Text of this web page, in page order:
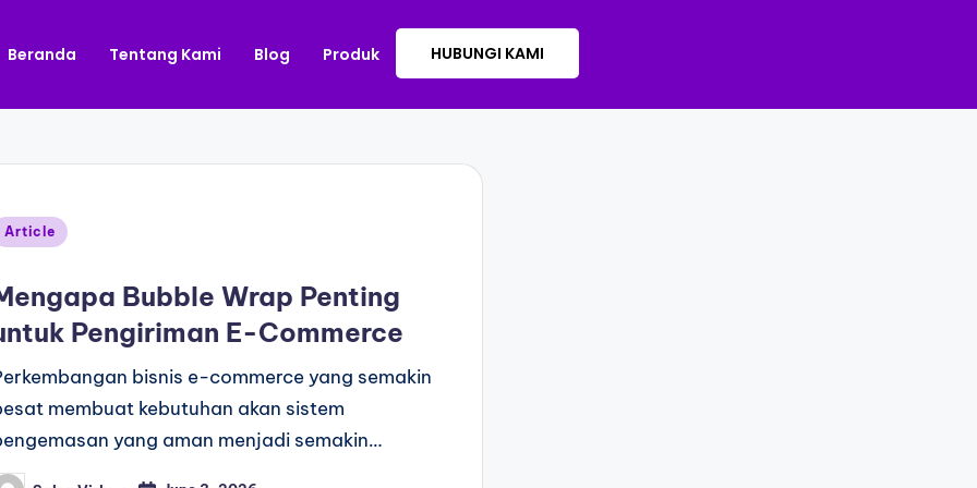
Beranda Tentang Kami Blog Produk HUBUNGI KAMI
Article
Bubble Wrap Penting
Pengiriman E-Commerce
bisnis e-commerce yang semakin
membuat kebutuhan akan sistem
yang aman menjadi semakin…